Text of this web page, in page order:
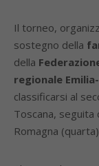
Il torneo,
sostegno della
della
regionale
classificarsi al
Toscana, seguita
Romagna